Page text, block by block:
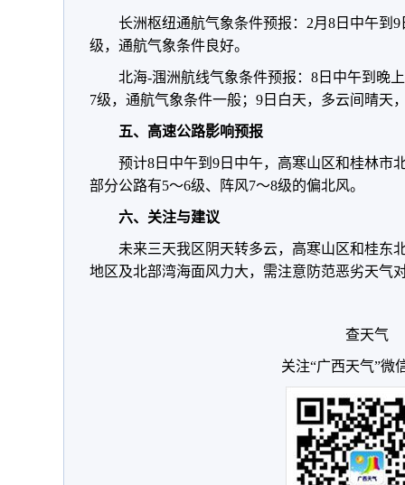
长洲枢纽通航气象条件预报：2月8日中午到
级，通航气象条件良好。
北海-涠洲航线气象条件预报：8日中午到晚
7级，通航气象条件一般；9日白天，多云间晴天
五、高速公路影响预报
预计8日中午到9日中午，高寒山区和桂林市
部分公路有5～6级、阵风7～8级的偏北风。
六、关注与建议
未来三天我区阴天转多云，高寒山区和桂东
地区及北部湾海面风力大，需注意防范恶劣天气
查天气
关注“广西天气”微